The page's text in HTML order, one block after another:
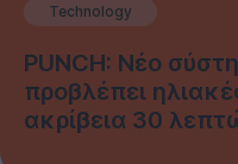
Technology
PUNCH: Νέο
προβλέπει
ακρίβεια 30